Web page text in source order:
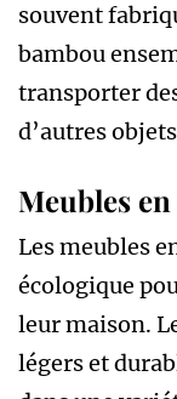
souvent
bambou
transporter
d’autres
Meubles
Les meubles
écologique
leur maison.
légers et